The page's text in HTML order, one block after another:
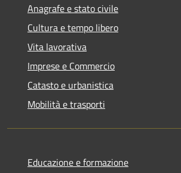
Anagrafe e stato civile
Cultura e tempo libero
Vita lavorativa
Imprese e Commercio
Catasto e urbanistica
Mobilità e trasporti
Educazione e formazione